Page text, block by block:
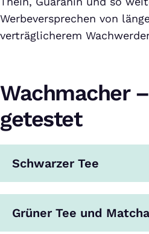
Werbeversprechen von
verträglicherem
Wachmacher
getestet
Schwarzer Tee
Grüner Tee und Matcha